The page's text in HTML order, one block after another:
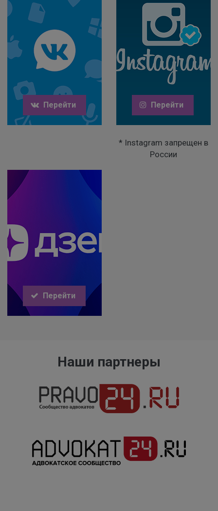
Перейти Перейти
* Instagram запрещен в
России
Перейти
Наши партнеры